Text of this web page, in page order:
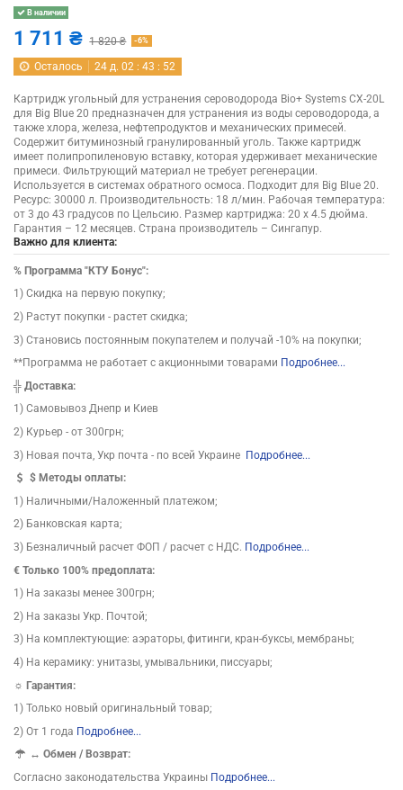
В наличии
1 711 ₴ 1 820 ₴ -6%
Осталось 24 д. 02 :43 : 51
Картридж угольный для устранения сероводорода Bio+ Systems СХ-20L
для Big Blue 20 предназначен для устранения из воды сероводорода, а
также хлора, железа, нефтепродуктов и механических примесей.
Содержит битуминозный гранулированный уголь. Также картридж
имеет полипропиленовую вставку, которая удерживает механические
примеси. Фильтрующий материал не требует регенерации.
Используется в системах обратного осмоса. Подходит для Big Blue 20.
Ресурс: 30000 л. Производительность: 18 л/мин. Рабочая температура:
от 3 до 43 градусов по Цельсию. Размер картриджа: 20 х 4.5 дюйма.
Гарантия – 12 месяцев. Страна производитель – Сингапур.
Важно для клиента:
% Программа "КТУ Бонус":
1) Скидка на первую покупку;
2) Растут покупки - растет скидка;
3) Становись постоянным покупателем и получай -10% на покупки;
**Программа не работает с акционными товарами Подробнее...
╬ Доставка:
1) Самовывоз Днепр и Киев
2) Курьер - от 300грн;
3) Новая почта, Укр почта - по всей Украине Подробнее...
$ Методы оплаты:
1) Наличными/Наложенный платежом;
2) Банковская карта;
3) Безналичный расчет ФОП / расчет с НДС. Подробнее...
€ Только 100% предоплата:
1) На заказы менее 300грн;
2) На заказы Укр. Почтой;
3) На комплектующие: аэраторы, фитинги, кран-буксы, мембраны;
4) На керамику: унитазы, умывальники, писсуары;
☼ Гарантия:
1) Только новый оригинальный товар;
2) От 1 года Подробнее...
↔Обмен / Возврат:
Согласно законодательства Украины Подробнее...